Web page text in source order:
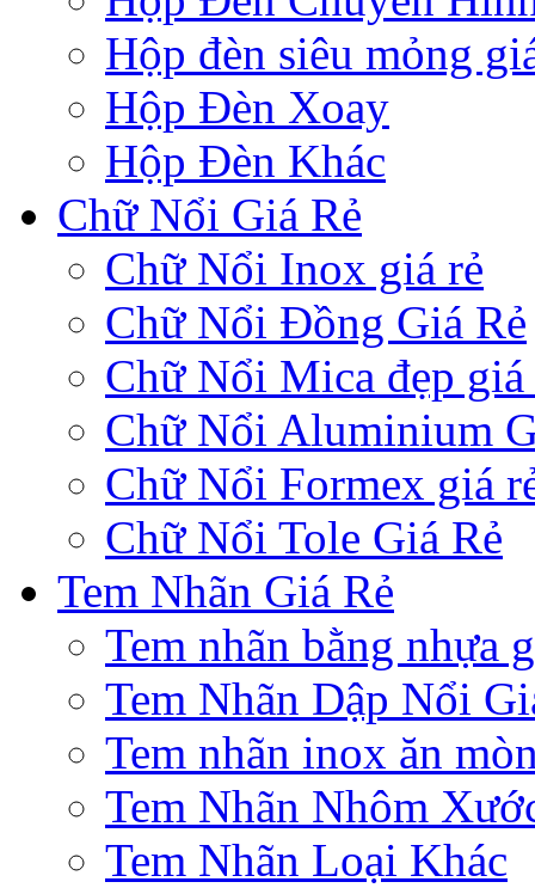
Hộp đèn siêu mỏng
Hộp Đèn Xoay
Hộp Đèn Khác
Chữ Nổi Giá Rẻ
Chữ Nổi Inox giá rẻ
Chữ Nổi Đồng Giá Rẻ
Chữ Nổi Mica đẹp giá
Chữ Nổi Aluminium
Chữ Nổi Formex giá
Chữ Nổi Tole Giá Rẻ
Tem Nhãn Giá Rẻ
Tem nhãn bằng nhựa
Tem Nhãn Dập Nổi
Tem nhãn inox ăn
Tem Nhãn Nhôm
Tem Nhãn Loại Khác